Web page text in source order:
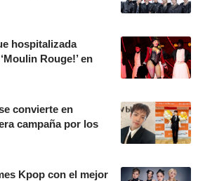
hospitalizada
Rouge!’ en
convierte en
campaña por los
Kpop con el mejor